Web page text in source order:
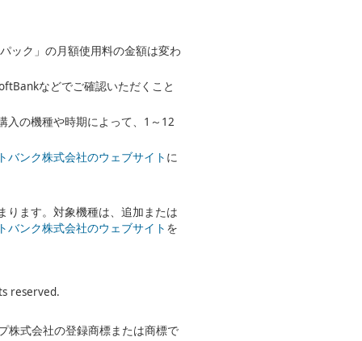
ック」の月額使用料の金額は変わ
などでご確認いただくこと
入の機種や時期によって、1～12
バンク株式会社のウェブサイト に
ります。対象機種は、追加または
バンク株式会社のウェブサイト を
reserved.
株式会社の登録商標または商標で